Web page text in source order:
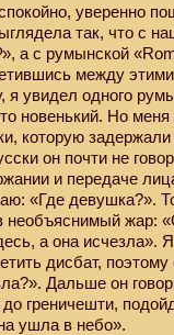
уверенно
так, что с
а с румынской
между
я увидел одного
новенький. Но
которую
он почти не
и передаче
«Где девушка?».
необъяснимый жар:
а она исчезла».
дисбат, поэтому
Дальше он
греничешти,
ушла в небо».